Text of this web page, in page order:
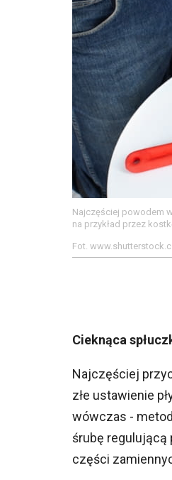
Najczęściej powodem
na przykład przez
Fot.
Cieknąca
Najczęściej
złe ustawienie
wówczas -
śrubę regulującą
części